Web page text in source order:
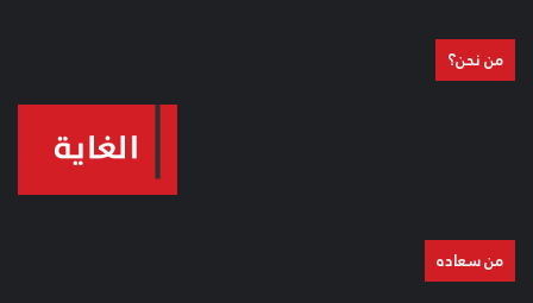
من نحن؟
من سعاده